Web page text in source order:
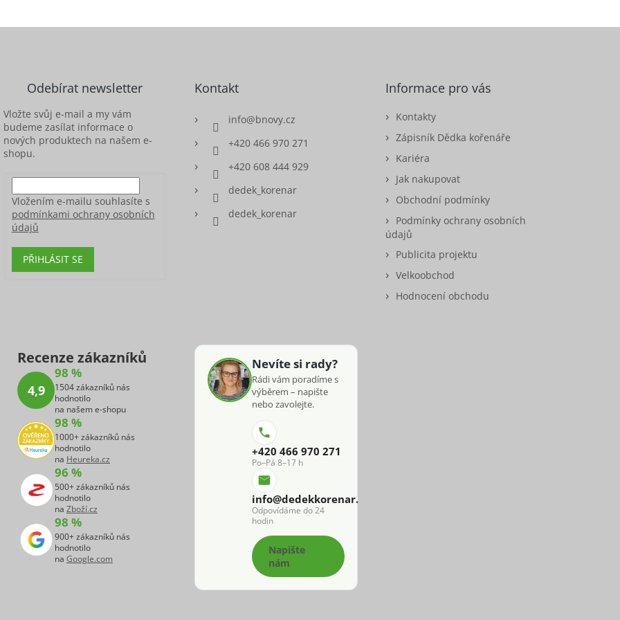
Odebírat newsletter
Vložte svůj e-mail a my vám
budeme zasílat informace o
nových produktech na našem e-
shopu.
Vložením e-mailu souhlasíte s
podmínkami ochrany osobních
údajů
PŘIHLÁSIT SE
Kontakt
info@bnovy.cz
+420 466 970 271
+420 608 444 929
dedek_korenar
dedek_korenar
Informace pro vás
Kontakty
Zápisník Dědka kořenáře
Kariéra
Jak nakupovat
Obchodní podmínky
Podmínky ochrany osobních
údajů
Publicita projektu
Velkoobchod
Hodnocení obchodu
Recenze zákazníků
4,9
98 %
1504 zákazníků nás
hodnotilo
na našem e-shopu
98 %
1000+ zákazníků nás
hodnotilo
na Heureka.cz
96 %
500+ zákazníků nás
hodnotilo
na Zboží.cz
98 %
900+ zákazníků nás
hodnotilo
na Google.com
Nevíte si rady?
Rádi vám poradíme s
výběrem – napište
nebo zavolejte.
+420 466 970 271
Po–Pá 8–17 h
info@dedekkorenar.cz
Odpovídáme do 24
hodin
Napište
nám